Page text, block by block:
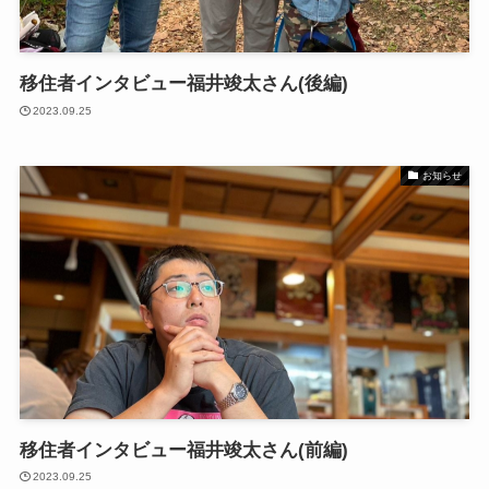
移住者インタビュー福井竣太さん(後編)
2023.09.25
お知らせ
移住者インタビュー福井竣太さん(前編)
2023.09.25